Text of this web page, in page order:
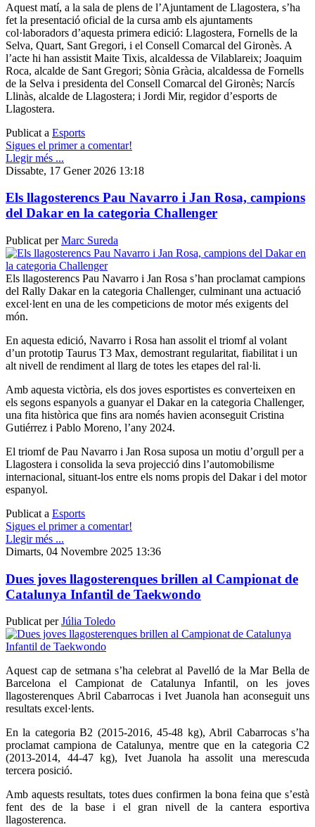
Aquest matí, a la sala de plens de l’Ajuntament de Llagostera, s’ha
fet la presentació oficial de la cursa amb els ajuntaments
col·laboradors d’aquesta primera edició: Llagostera, Fornells de la
Selva, Quart, Sant Gregori, i el Consell Comarcal del Gironès. A
l’acte hi han assistit Maite Tixis, alcaldessa de Vilablareix; Joaquim
Roca, alcalde de Sant Gregori; Sònia Gràcia, alcaldessa de Fornells
de la Selva i presidenta del Consell Comarcal del Gironès; Narcís
Llinàs, alcalde de Llagostera; i Jordi Mir, regidor d’esports de
Llagostera.
Publicat a Esports
Sigues el primer a comentar!
Llegir més ...
Dissabte, 17 Gener 2026 13:18
Els llagosterencs Pau Navarro i Jan Rosa, campions
del Dakar en la categoria Challenger
Publicat perMarc Sureda
Els llagosterencs Pau Navarro i Jan Rosa s’han proclamat campions
del Rally Dakar en la categoria Challenger, culminant una actuació
excel·lent en una de les competicions de motor més exigents del
món.
En aquesta edició, Navarro i Rosa han assolit el triomf al volant
d’un prototip Taurus T3 Max, demostrant regularitat, fiabilitat i un
alt nivell de rendiment al llarg de totes les etapes del ral·li.
Amb aquesta victòria, els dos joves esportistes es converteixen en
els segons espanyols a guanyar el Dakar en la categoria Challenger,
una fita històrica que fins ara només havien aconseguit Cristina
Gutiérrez i Pablo Moreno, l’any 2024.
El triomf de Pau Navarro i Jan Rosa suposa un motiu d’orgull per a
Llagostera i consolida la seva projecció dins l’automobilisme
internacional, situant-los entre els noms propis del Dakar i del motor
espanyol.
Publicat a Esports
Sigues el primer a comentar!
Llegir més ...
Dimarts, 04 Novembre 2025 13:36
Dues joves llagosterenques brillen al Campionat de
Catalunya Infantil de Taekwondo
Publicat perJúlia Toledo
Aquest cap de setmana s’ha celebrat al Pavelló de la Mar Bella de
Barcelona el Campionat de Catalunya Infantil, on les joves
llagosterenques Abril Cabarrocas i Ivet Juanola han aconseguit uns
resultats excel·lents.
En la categoria B2 (2015-2016, 45-48 kg), Abril Cabarrocas s’ha
proclamat campiona de Catalunya, mentre que en la categoria C2
(2013-2014, 44-47 kg), Ivet Juanola ha assolit una merescuda
tercera posició.
Amb aquests resultats, totes dues confirmen la bona feina que s’està
fent des de la base i el gran nivell de la cantera esportiva
llagosterenca.